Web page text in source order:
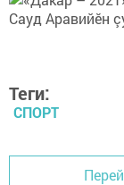
Теги:
СПОРТ